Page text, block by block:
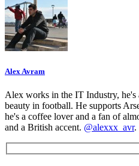
Alex Avram
Alex works in the IT Industry,
beauty in football. He supports
he's a coffee lover and a fan of
and a British accent. @alexxx_avr.